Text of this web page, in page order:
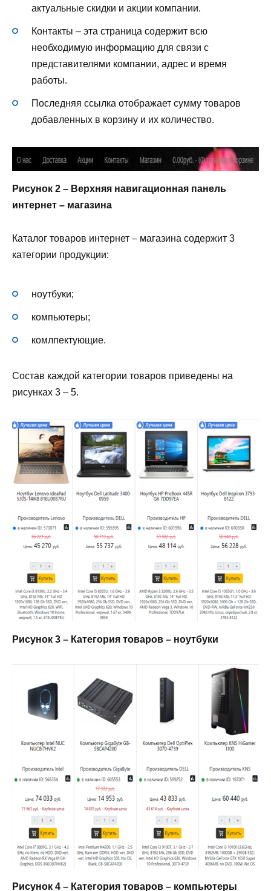
актуальные скидки и акции компании.
Контакты – эта страница содержит всю
необходимую информацию для связи с
представителями компании, адрес и время
работы.
Последняя ссылка отображает сумму товаров
добавленных в корзину и их количество.
Рисунок 2 – Верхняя навигационная панель
интернет – магазина
Каталог товаров интернет – магазина содержит 3
категории продукции:
ноутбуки;
компьютеры;
комлпектующие.
Состав каждой категории товаров приведены на
рисунках 3 – 5.
Рисунок 3 – Категория товаров – ноутбуки
Рисунок 4 – Категория товаров – компьютеры